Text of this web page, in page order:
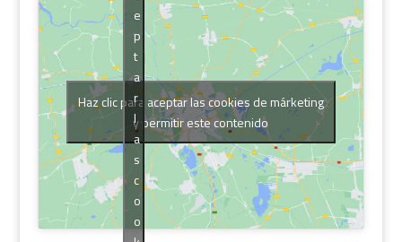
Haz clic para aceptar las cookies de márketing
y permitir este contenido
e
p
t
a
r
l
a
s
c
o
o